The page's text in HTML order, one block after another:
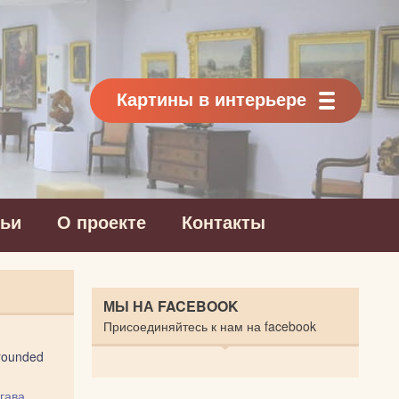
Картины в интерьере
О проекте Контакты
МЫ НА FACEBOOK
Присоединяйтесь к нам на facebook